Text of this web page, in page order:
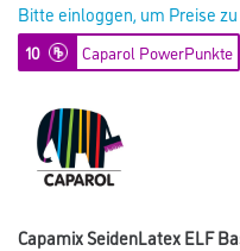
Bitte einloggen, um Preise
10 Caparol PowerPunkte
Capamix SeidenLatex ELF